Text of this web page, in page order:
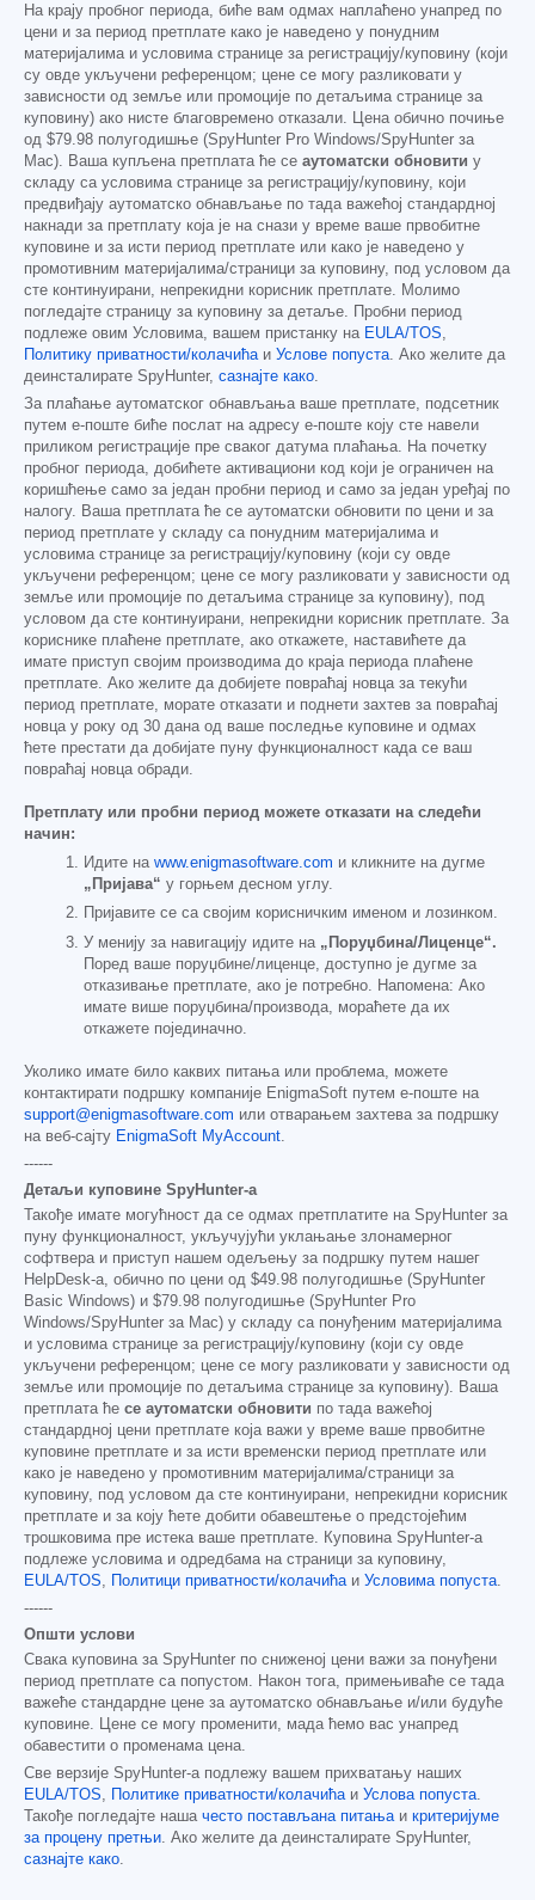
На крају пробног периода, биће вам одмах наплаћено унапред по
цени и за период претплате како је наведено у понудним
материјалима и условима странице за регистрацију/куповину (који
су овде укључени референцом; цене се могу разликовати у
зависности од земље или промоције по детаљима странице за
куповину) ако нисте благовремено отказали. Цена обично почиње
од $79.98 полугодишње (SpyHunter Pro Windows/SpyHunter за
Mac). Ваша купљена претплата ће се аутоматски обновити у
складу са условима странице за регистрацију/куповину, који
предвиђају аутоматско обнављање по тада важећој стандардној
накнади за претплату која је на снази у време ваше првобитне
куповине и за исти период претплате или како је наведено у
промотивним материјалима/страници за куповину, под условом да
сте континуирани, непрекидни корисник претплате. Молимо
погледајте страницу за куповину за детаље. Пробни период
подлеже овим Условима, вашем пристанку на EULA/TOS,
Политику приватности/колачићаи Услове попуста. Ако желите да
деинсталирате SpyHunter, сазнајте како.
За плаћање аутоматског обнављања ваше претплате, подсетник
путем е-поште биће послат на адресу е-поште коју сте навели
приликом регистрације пре сваког датума плаћања. На почетку
пробног периода, добићете активациони код који је ограничен на
коришћење само за један пробни период и само за један уређај по
налогу. Ваша претплата ће се аутоматски обновити по цени и за
период претплате у складу са понудним материјалима и
условима странице за регистрацију/куповину (који су овде
укључени референцом; цене се могу разликовати у зависности од
земље или промоције по детаљима странице за куповину), под
условом да сте континуирани, непрекидни корисник претплате. За
кориснике плаћене претплате, ако откажете, наставићете да
имате приступ својим производима до краја периода плаћене
претплате. Ако желите да добијете повраћај новца за текући
период претплате, морате отказати и поднети захтев за повраћај
новца у року од 30 дана од ваше последње куповине и одмах
ћете престати да добијате пуну функционалност када се ваш
повраћај новца обради.
Претплату или пробни период можете отказати на следећи
начин:
Идите на www.enigmasoftware.com и кликните на дугме
„Пријава“ у горњем десном углу.
Пријавите се са својим корисничким именом и лозинком.
У менију за навигацију идите на „Поруџбина/Лиценце“.
Поред ваше поруџбине/лиценце, доступно је дугме за
отказивање претплате, ако је потребно. Напомена: Ако
имате више поруџбина/производа, мораћете да их
откажете појединачно.
Уколико имате било каквих питања или проблема, можете
контактирати подршку компаније EnigmaSoft путем е-поште на
support@enigmasoftware.com или отварањем захтева за подршку
на веб-сајту EnigmaSoft MyAccount
------
Детаљи куповине SpyHunter-а
Такође имате могућност да се одмах претплатите на SpyHunter за
пуну функционалност, укључујући уклањање злонамерног
софтвера и приступ нашем одељењу за подршку путем нашег
HelpDesk-а, обично по цени од $49.98 полугодишње (SpyHunter
Basic Windows) и $79.98 полугодишње (SpyHunter Pro
Windows/SpyHunter за Mac) у складу са понуђеним материјалима
и условима странице за регистрацију/куповину (који су овде
укључени референцом; цене се могу разликовати у зависности од
земље или промоције по детаљима странице за куповину). Ваша
претплата ће се аутоматски обновити по тада важећој
стандардној цени претплате која важи у време ваше првобитне
куповине претплате и за исти временски период претплате или
како је наведено у промотивним материјалима/страници за
куповину, под условом да сте континуирани, непрекидни корисник
претплате и за коју ћете добити обавештење о предстојећим
трошковима пре истека ваше претплате. Куповина SpyHunter-а
подлеже условима и одредбама на страници за куповину,
EULA/TOS
Политици приватности/колачића и Условима попуста
------
Општи услови
Свака куповина за SpyHunter по сниженој цени важи за понуђени
период претплате са попустом. Након тога, примењиваће се тада
важеће стандардне цене за аутоматско обнављање и/или будуће
куповине. Цене се могу променити, мада ћемо вас унапред
обавестити о променама цена.
Све верзије SpyHunter-а подлежу вашем прихватању наших
EULA/TOS
Политике приватности/колачића и Услова попуста
Такође погледајте наша често постављана питања и критеријуме
за процену претњи . Ако желите да деинсталирате SpyHunter,
сазнајте како